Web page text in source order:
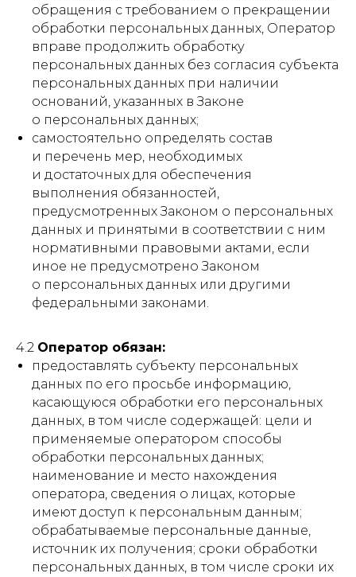
обращения с требованием о прекращении
обработки персональных данных, Оператор
вправе продолжить обработку
персональных данных без согласия субъекта
персональных данных при наличии
оснований, указанных в Законе
о персональных данных;
самостоятельно определять состав
и перечень мер, необходимых
и достаточных для обеспечения
выполнения обязанностей,
предусмотренных Законом о персональных
данных и принятыми в соответствии с ним
нормативными правовыми актами, если
иное не предусмотрено Законом
о персональных данных или другими
федеральными законами.
4.2 Оператор обязан:
предоставлять субъекту персональных
данных по его просьбе информацию,
касающуюся обработки его персональных
данных, в том числе содержащей: цели и
применяемые оператором способы
обработки персональных данных;
наименование и место нахождения
оператора, сведения о лицах, которые
имеют доступ к персональным данным;
обрабатываемые персональные данные,
источник их получения; сроки обработки
персональных данных, в том числе сроки их